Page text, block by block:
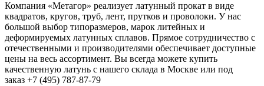
Компания «Метагор» реализует латунный прокат в виде
квадратов, кругов, труб, лент, прутков и проволоки. У нас
большой выбор типоразмеров, марок литейных и
деформируемых латунных сплавов. Прямое сотрудничество с
отечественными и производителями обеспечивает доступные
цены на весь ассортимент. Вы всегда можете купить
качественную латунь с нашего склада в Москве или под
заказ +7 (495) 787-87-79